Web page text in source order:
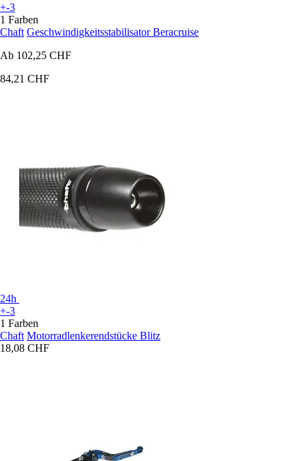
+-3
1 Farben
Chaft Geschwindigkeitsstabilisator Beracruise
Ab 102,25 CHF
84,21 CHF
24h
+-3
1 Farben
Chaft Motorradlenkerendstücke Blitz
18,08 CHF